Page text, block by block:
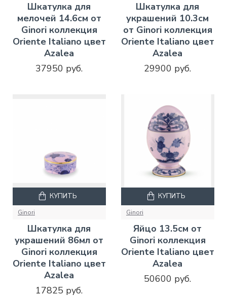
Шкатулка для
мелочей 14.6см от
Ginori коллекция
Oriente Italiano цвет
Azalea
37950 руб.
Шкатулка для
украшений 10.3см
от Ginori коллекция
Oriente Italiano цвет
Azalea
29900 руб.
Ginori
Шкатулка для
украшений 86мл от
Ginori коллекция
Oriente Italiano цвет
Azalea
17825 руб.
КУПИТЬ
Ginori
Яйцо 13.5см от
Ginori коллекция
Oriente Italiano цвет
Azalea
50600 руб.
КУПИТЬ